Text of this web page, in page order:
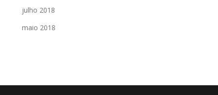
julho 2018
maio 2018